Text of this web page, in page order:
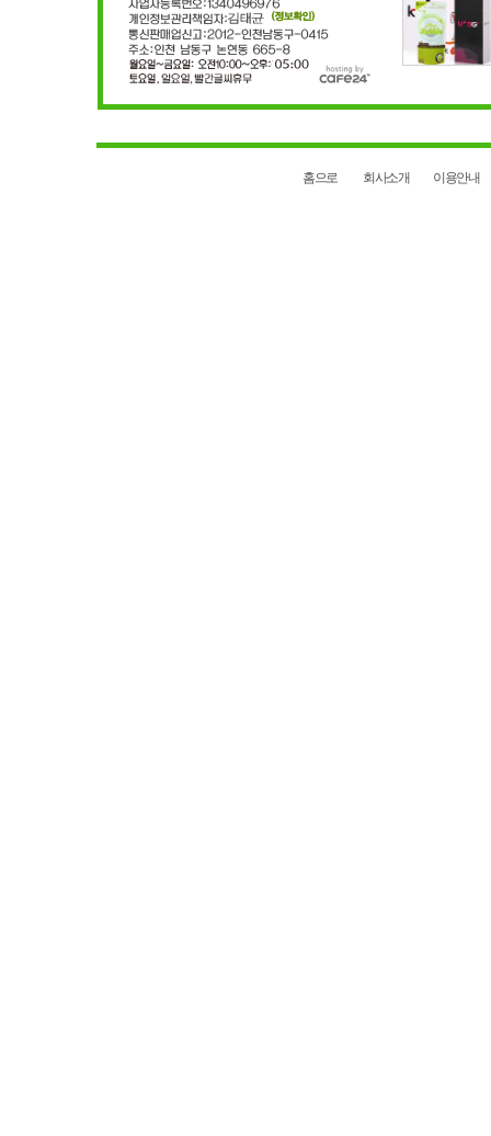
홈으로 회사소개 이용안내